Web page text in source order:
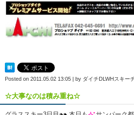
Posted on 2011.05.02 13:05 | by ダイチDLWHスキー
☆大事なのは積み重ね☆